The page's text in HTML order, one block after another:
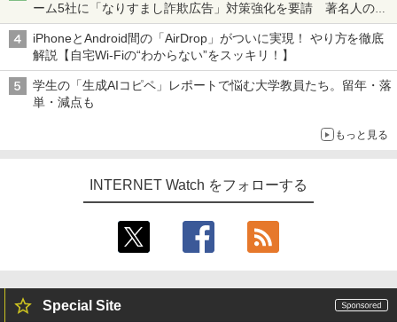
ーム5社に「なりすまし詐欺広告」対策強化を要請 著名人の写
真や映像を使った投資詐欺などへの対策として
iPhoneとAndroid間の「AirDrop」がついに実現！ やり方を徹底
解説【自宅Wi-Fiの“わからない”をスッキリ！】
学生の「生成AIコピペ」レポートで悩む大学教員たち。留年・落
単・減点も
もっと見る
INTERNET Watch をフォローする
Special Site